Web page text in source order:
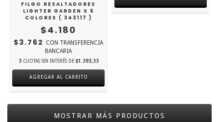
FILGO RESALTADORES
LIGHTER GARDEN X 6
COLORES ( 343117 )
$4.180
$3.762 CON TRANSFERENCIA
BANCARIA
3 CUOTAS SIN INTERÉS DE $1.393,33
MOSTRAR MÁS PRODUCTOS